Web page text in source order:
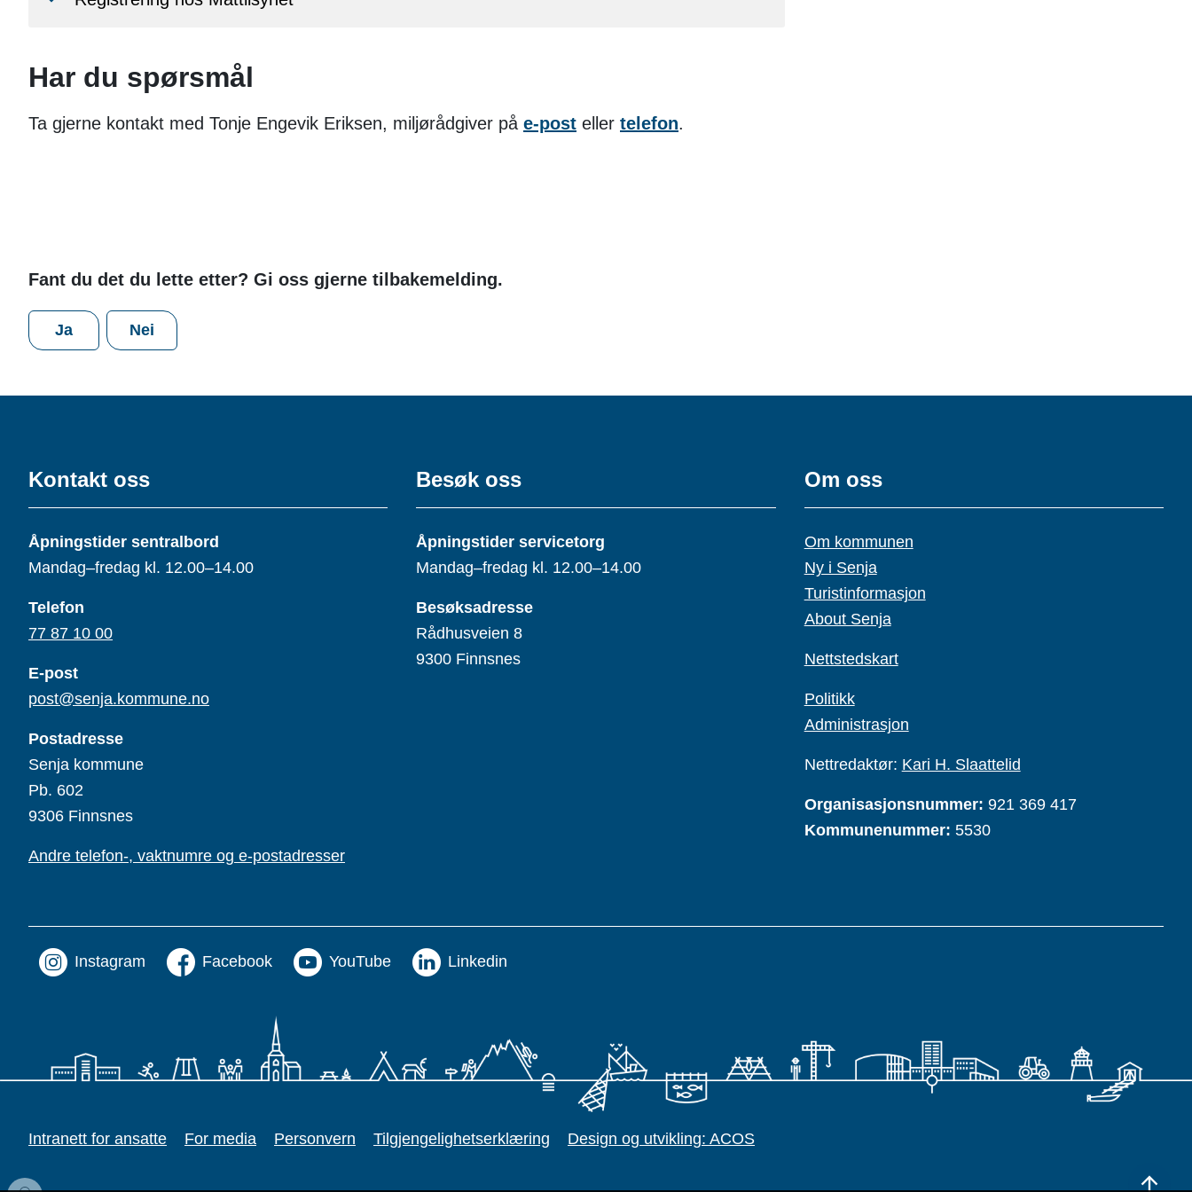
Har du spørsmål
Ta gjerne kontakt med Tonje Engevik Eriksen, miljørådgiver på e-post eller telefon.
Fant du det du lette etter? Gi oss gjerne tilbakemelding.
Ja Nei
Kontakt oss
Åpningstider sentralbord
Mandag–fredag kl. 12.00–14.00
Telefon
77 87 10 00
E-post
post@senja.kommune.no
Postadresse
Senja kommune
Pb. 602
9306 Finnsnes
Andre telefon-, vaktnumre og e-postadresser
Besøk oss
Åpningstider servicetorg
Mandag–fredag kl. 12.00–14.00
Besøksadresse
Rådhusveien 8
9300 Finnsnes
Om oss
Om kommunen
Ny i Senja
Turistinformasjon
About Senja
Nettstedskart
Politikk
Administrasjon
Nettredaktør: Kari H. Slaattelid
Organisasjonsnummer: 921 369 417
Kommunenummer: 5530
Instagram Facebook YouTube Linkedin
Intranett for ansatte For media Personvern Tilgjengelighetserklæring Design og utvikling: ACOS